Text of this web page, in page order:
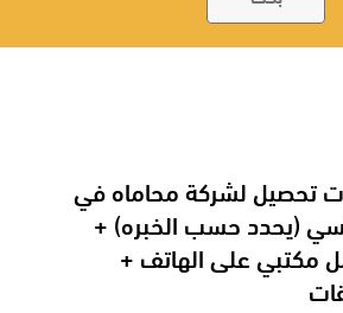
تحصيل لشركة محاماه في
(يحدد حسب الخبره) +
مكتبي على الهاتف +